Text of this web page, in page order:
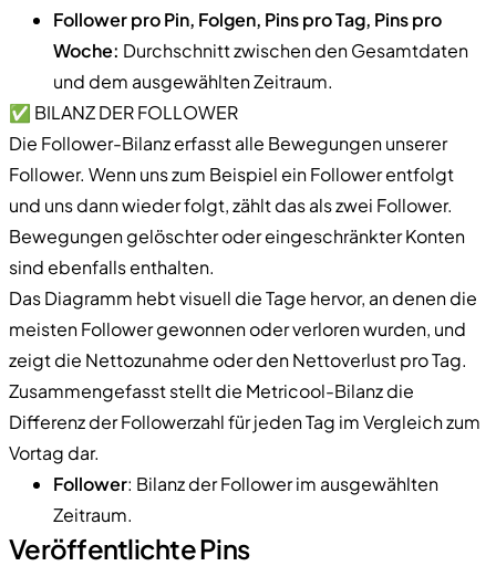
Follower pro Pin, Folgen, Pins pro Tag, Pins pro
Woche: Durchschnitt zwischen den Gesamtdaten
und dem ausgewählten Zeitraum.
✅ BILANZ DER FOLLOWER
Die Follower-Bilanz erfasst alle Bewegungen unserer
Follower. Wenn uns zum Beispiel ein Follower entfolgt
und uns dann wieder folgt, zählt das als zwei Follower.
Bewegungen gelöschter oder eingeschränkter Konten
sind ebenfalls enthalten.
Das Diagramm hebt visuell die Tage hervor, an denen die
meisten Follower gewonnen oder verloren wurden, und
zeigt die Nettozunahme oder den Nettoverlust pro Tag.
Zusammengefasst stellt die Metricool-Bilanz die
Differenz der Followerzahl für jeden Tag im Vergleich zum
Vortag dar.
Follower: Bilanz der Follower im ausgewählten
Zeitraum.
Veröffentlichte Pins